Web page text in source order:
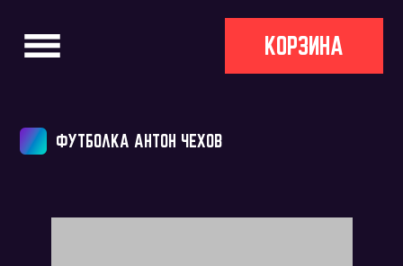
КОРЗИНА
ФУТБОЛКА АНТОН ЧЕХОВ